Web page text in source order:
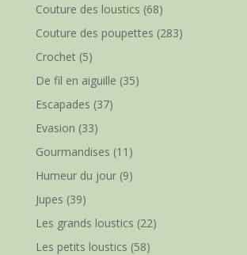
Couture des loustics (68)
Couture des poupettes (283)
Crochet(5)
De fil en aiguille (35)
Escapades (37)
Evasion (33)
Gourmandises (11)
Humeur du jour(9)
Jupes (39)
Les grands loustics (22)
Les petits loustics (58)